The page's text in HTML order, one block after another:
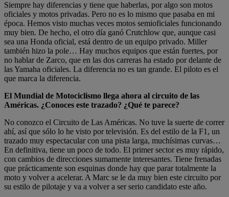
Siempre hay diferencias y tiene que haberlas, por algo son motos
oficiales y motos privadas. Pero no es lo mismo que pasaba en mi
época. Hemos visto muchas veces motos semioficiales funcionando
muy bien. De hecho, el otro día ganó Crutchlow que, aunque casi
sea una Honda oficial, está dentro de un equipo privado. Miller
también hizo la pole… Hay muchos equipos que están fuertes, por
no hablar de Zarco, que en las dos carreras ha estado por delante de
las Yamaha oficiales. La diferencia no es tan grande. El piloto es el
que marca la diferencia.
El Mundial de Motociclismo llega ahora al circuito de las
Américas. ¿Conoces este trazado? ¿Qué te parece?
No conozco el Circuito de Las Américas. No tuve la suerte de correr
ahí, así que sólo lo he visto por televisión. Es del estilo de la F1, un
trazado muy espectacular con una pista larga, muchísimas curvas…
En definitiva, tiene un poco de todo. El primer sector es muy rápido,
con cambios de direcciones sumamente interesantes. Tiene frenadas
que prácticamente son esquinas donde hay que parar totalmente la
moto y volver a acelerar. A Marc se le da muy bien este circuito por
su estilo de pilotaje y va a volver a ser serio candidato este año.